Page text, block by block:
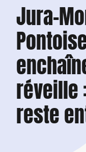
Jura-
réveille
reste